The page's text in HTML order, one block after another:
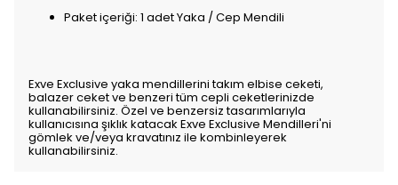
Paket içeriği: 1 adet Yaka / Cep Mendili
Exve Exclusive yaka mendillerini takım elbise ceketi,
balazer ceket ve benzeri tüm cepli ceketlerinizde
kullanabilirsiniz. Özel ve benzersiz tasarımlarıyla
kullanıcısına şıklık katacak Exve Exclusive Mendilleri'ni
gömlek ve/veya kravatınız ile kombinleyerek
kullanabilirsiniz.